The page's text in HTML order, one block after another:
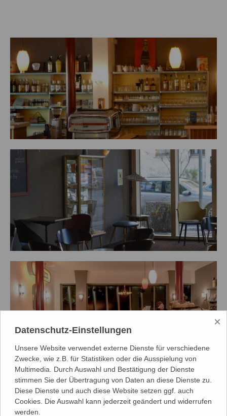
Datenschutz-Einstellungen
×
Unsere Website verwendet externe Dienste für verschiedene
Zwecke, wie z.B. für Statistiken oder die Ausspielung von
Multimedia. Durch Auswahl und Bestätigung der Dienste
stimmen Sie der Übertragung von Daten an diese Dienste zu.
Diese Dienste und auch diese Website setzen ggf. auch
Cookies. Die Auswahl kann jederzeit geändert und widerrufen
werden.